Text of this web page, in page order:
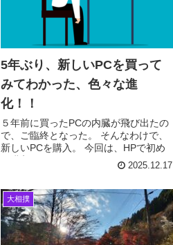
5年ぶり、新しいPCを買って
みてわかった、色々な進
化！！
５年前に買ったPCの内臓が飛び出たの
で、ご臨終となった。 そんなわけで、
新しいPCを購入。 今回は、HPで初め
て購入。 HP OmniBook 5 14-
he0024QUというものを購入した。 ブ
2025.12.17
大相撲